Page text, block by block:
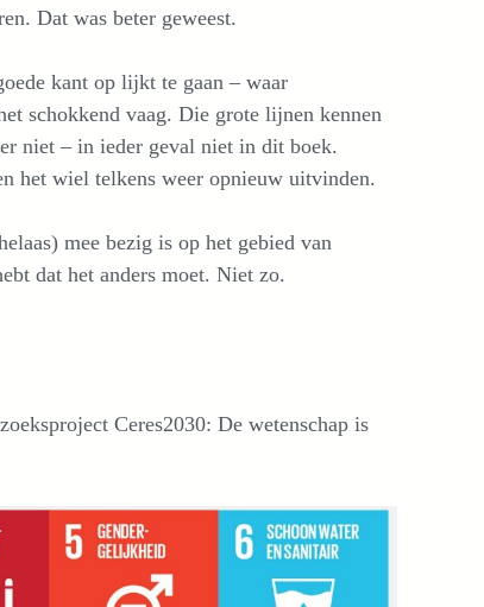
Dat was beter geweest.
kant op lijkt te gaan – waar
schokkend vaag. Die grote lijnen kennen
niet – in ieder geval niet in dit boek.
het wiel telkens weer opnieuw uitvinden.
mee bezig is op het gebied van
dat het anders moet. Niet zo.
Ceres2030: De wetenschap is